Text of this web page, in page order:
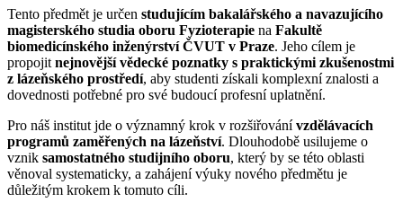
Tento předmět je určen studujícím bakalářského a navazujícího
magisterského studia oboru Fyzioterapie na Fakultě
biomedicínského inženýrství ČVUT v Praze. Jeho cílem je
propojit nejnovější vědecké poznatky s praktickými zkušenostmi
z lázeňského prostředí, aby studenti získali komplexní znalosti a
dovednosti potřebné pro své budoucí profesní uplatnění.
Pro náš institut jde o významný krok v rozšiřovánívzdělávacích
programů zaměřených na lázeňství. Dlouhodobě usilujeme o
vznik samostatného studijního oboru, který by se této oblasti
věnoval systematicky, a zahájení výuky nového předmětu je
důležitým krokem k tomuto cíli.